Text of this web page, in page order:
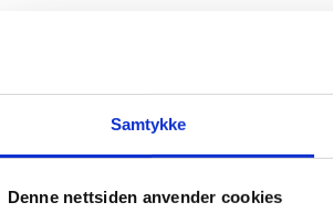
Samtykke
Denne nettsiden anvender cookies
– Småbedrifter og
jobber og inntekter for